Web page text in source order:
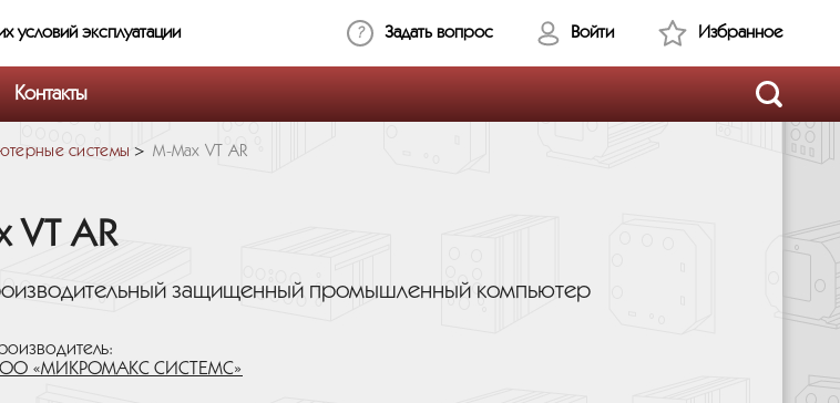
условий эксплуатации Задать вопрос Войти Избранное
Контакты
системы M-Max VT AR
VT AR
защищенный промышленный компьютер
«МИКРОМАКС СИСТЕМС»